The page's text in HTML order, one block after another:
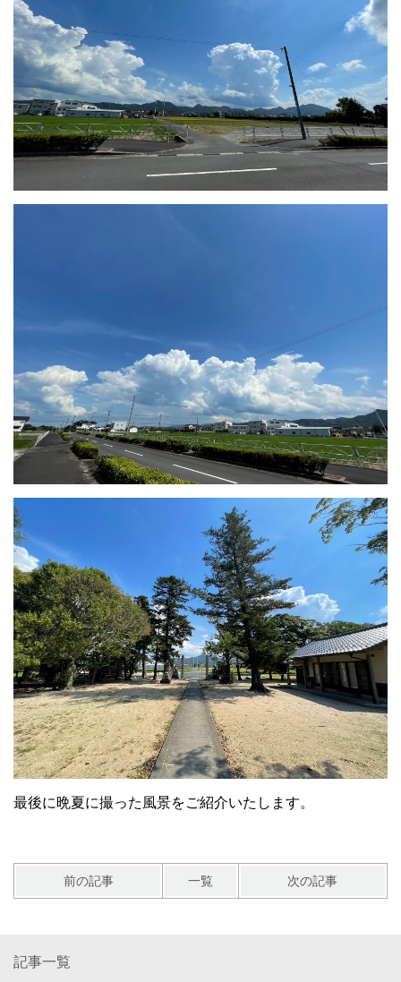
最後に晩夏に撮った風景をご紹介いたします。
前の記事 一覧 次の記事
記事一覧